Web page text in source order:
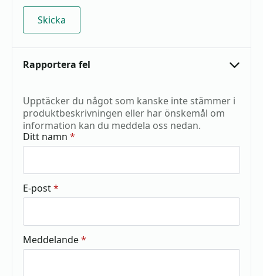
Rapportera fel
Upptäcker du något som kanske inte stämmer i
produktbeskrivningen eller har önskemål om
information kan du meddela oss nedan.
Ditt namn *
E-post*
Meddelande*